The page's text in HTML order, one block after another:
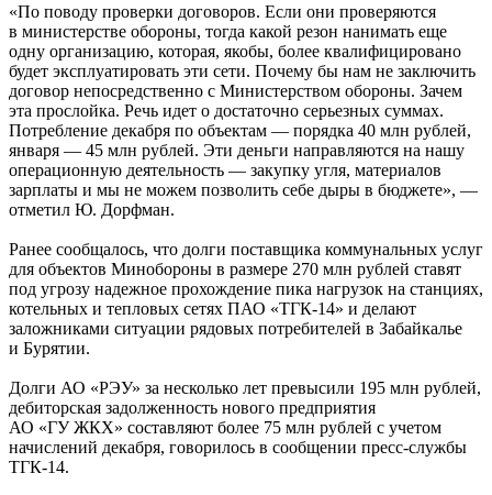
«По поводу проверки договоров. Если они проверяются
в министерстве обороны, тогда какой резон нанимать еще
одну организацию, которая, якобы, более квалифицировано
будет эксплуатировать эти сети. Почему бы нам не заключить
договор непосредственно с Министерством обороны. Зачем
эта прослойка. Речь идет о достаточно серьезных суммах.
Потребление декабря по объектам — порядка 40 млн рублей,
января — 45 млн рублей. Эти деньги направляются на нашу
операционную деятельность — закупку угля, материалов
зарплаты и мы не можем позволить себе дыры в бюджете», —
отметил Ю. Дорфман.
Ранее сообщалось, что долги поставщика коммунальных услуг
для объектов Минобороны в размере 270 млн рублей ставят
под угрозу надежное прохождение пика нагрузок на станциях,
котельных и тепловых сетях ПАО «ТГК-14» и делают
заложниками ситуации рядовых потребителей в Забайкалье
и Бурятии.
Долги АО «РЭУ» за несколько лет превысили 195 млн рублей,
дебиторская задолженность нового предприятия
АО «ГУ ЖКХ» составляют более 75 млн рублей с учетом
начислений декабря, говорилось в сообщении пресс-службы
ТГК-14.